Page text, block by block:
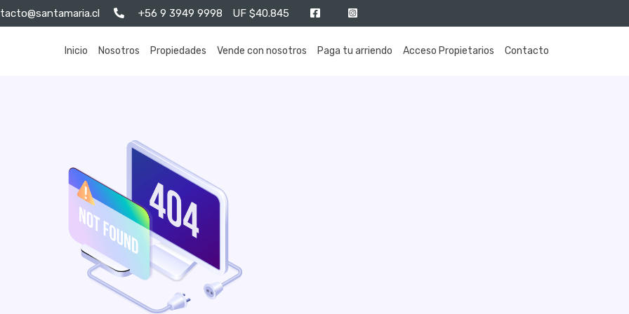
+56 9 3949 9998 UF $40.845
Inicio Nosotros Propiedades Vende con nosotros Paga tu arriendo Acceso Propietarios Contacto